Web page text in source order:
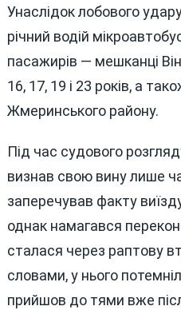
Унаслідок лобового
річний водій
пасажирів — мешканці
16, 17, 19 і 23 років, а
Жмеринського району.
Під час судового
визнав свою вину лише
заперечував факту
однак намагався
сталася через раптову
словами, у нього
прийшов до тями вже